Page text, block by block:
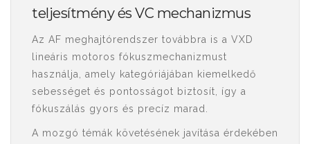
teljesítmény és VC mechanizmus
Az AF meghajtórendszer továbbra is a VXD
lineáris motoros fókuszmechanizmust
használja, amely kategóriájában kiemelkedő
sebességet és pontosságot biztosít, így a
fókuszálás gyors és precíz marad.
A mozgó témák követésének javítása érdekében